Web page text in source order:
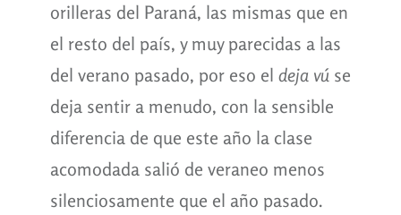
orilleras del Paraná, las mismas que en
el resto del país, y muy parecidas a las
del verano pasado, por eso el deja vúse
deja sentir a menudo, con la sensible
diferencia de que este año la clase
acomodada salió de veraneo menos
silenciosamente que el año pasado.